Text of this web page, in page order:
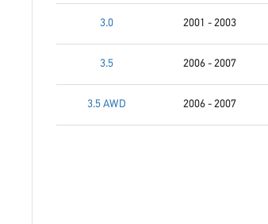
3.0 2001 - 2003
3.5 2006 - 2007
3.5 AWD 2006 - 2007